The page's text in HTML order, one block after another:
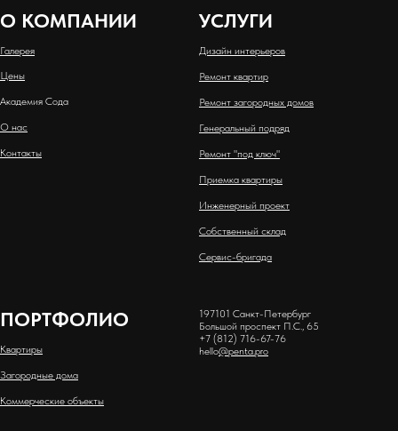
О КОМПАНИИ
Галерея
Цены
Академия Сода
О нас
Контакты
УСЛУГИ
Дизайн интерьеров
Ремонт квартир
Ремонт загородных домов
Генеральный подряд
Ремонт "под ключ"
Приемка квартиры
Инженерный проект
Собственный склад
Сервис-бригада
ПОРТФОЛИО
Квартиры
Загородные дома
Коммерческие объекты
197101 Санкт-Петербург
Большой проспект П.С., 65
+7 (812) 716-67-76
hello@penta.pro